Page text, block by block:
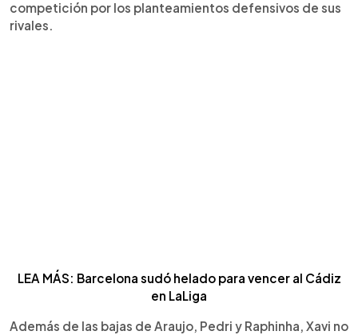
competición por los planteamientos defensivos de sus
rivales.
LEA MÁS: Barcelona sudó helado para vencer al Cádiz
en LaLiga
Además de las bajas de Araujo, Pedri y Raphinha, Xavi no